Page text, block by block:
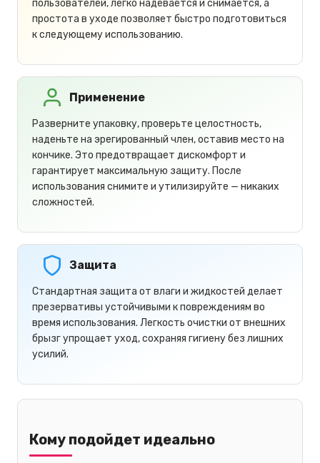
пользователей, легко надевается и снимается, а
простота в уходе позволяет быстро подготовиться
к следующему использованию.
Применение
Разверните упаковку, проверьте целостность,
наденьте на эрегированный член, оставив место на
кончике. Это предотвращает дискомфорт и
гарантирует максимальную защиту. После
использования снимите и утилизируйте — никаких
сложностей.
Защита
Стандартная защита от влаги и жидкостей делает
презервативы устойчивыми к повреждениям во
время использования. Легкость очистки от внешних
брызг упрощает уход, сохраняя гигиену без лишних
усилий.
Кому подойдет идеально